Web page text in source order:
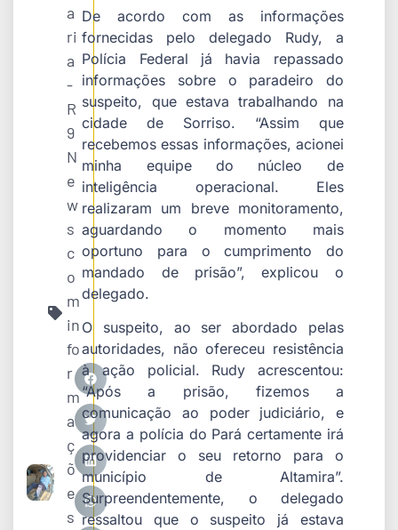
a
ri
a
-
R
9
N
e
w
s
c
o
m
in
fo
r
m
a
ç
õ
e
s
De acordo com as informações
fornecidas pelo delegado Rudy, a
Polícia Federal já havia repassado
informações sobre o paradeiro do
suspeito, que estava trabalhando na
cidade de Sorriso. “Assim que
recebemos essas informações, acionei
minha equipe do núcleo de
inteligência operacional. Eles
realizaram um breve monitoramento,
aguardando o momento mais
oportuno para o cumprimento do
mandado de prisão”, explicou o
delegado.
O suspeito, ao ser abordado pelas
autoridades, não ofereceu resistência
à ação policial. Rudy acrescentou:
“Após a prisão, fizemos a
comunicação ao poder judiciário, e
agora a polícia do Pará certamente irá
providenciar o seu retorno para o
município de Altamira”.
Surpreendentemente, o delegado
ressaltou que o suspeito já estava